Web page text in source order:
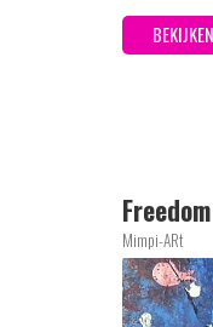
BEKIJKEN
Mimpi-ARt